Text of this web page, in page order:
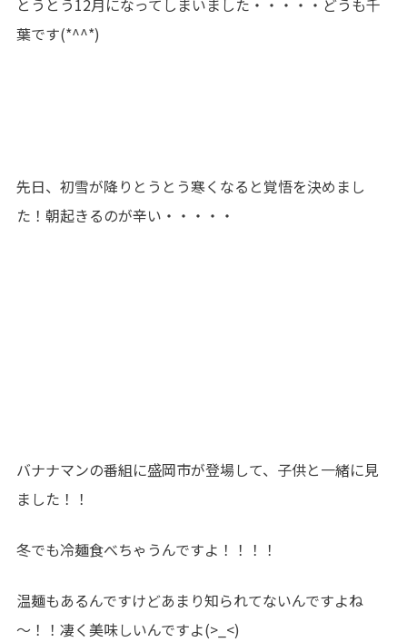
とうとう12月になってしまいました・・・・・どうも千
葉です(*^^*)
先日、初雪が降りとうとう寒くなると覚悟を決めまし
た！朝起きるのが辛い・・・・・
バナナマンの番組に盛岡市が登場して、子供と一緒に見
ました！！
冬でも冷麺食べちゃうんですよ！！！！
温麺もあるんですけどあまり知られてないんですよね
～！！凄く美味しいんですよ(>_<)